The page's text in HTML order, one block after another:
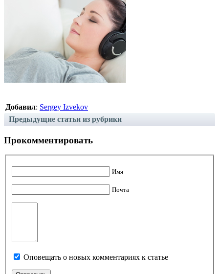
Добавил: Sergey Izvekov
Предыдущие статьи из рубрики
Прокомментировать
Имя
Почта
Оповещать о новых комментариях к статье